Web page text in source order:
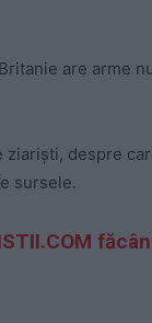
are arme
despre
sursele.